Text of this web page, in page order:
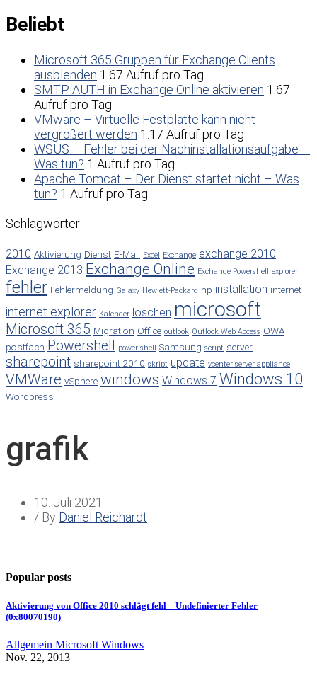
Beliebt
Microsoft 365 Gruppen für Exchange Clients
ausblenden 1.67 Aufruf pro Tag
SMTP AUTH in Exchange Online aktivieren 1.67
Aufruf pro Tag
VMware – Virtuelle Festplatte kann nicht
vergrößert werden 1.17 Aufruf pro Tag
WSUS – Fehler bei der Nachinstallationsaufgabe –
Was tun? 1 Aufruf pro Tag
Apache Tomcat – Der Dienst startet nicht – Was
tun? 1 Aufruf pro Tag
Schlagwörter
2010 Aktivierung Dienst E-Mail Excel Exchange exchange 2010
Exchange 2013 Exchange Online Exchange Powershell explorer
fehler Fehlermeldung Galaxy Hewlett-Packard hp installation internet
internet explorer Kalender löschen microsoft
Microsoft 365 Migration Office outlook Outlook Web Access OWA
postfach Powershell power shell Samsung script server
sharepoint sharepoint 2010 skript update vcenter server appliance
VMWare vSphere windows Windows 7 Windows 10
Wordpress
grafik
10. Juli 2021
/ By Daniel Reichardt
Popular posts
Aktivierung von Office 2010 schlägt fehl – Undefinierter Fehler
(0x80070190)
Allgemein Microsoft Windows
Nov. 22, 2013